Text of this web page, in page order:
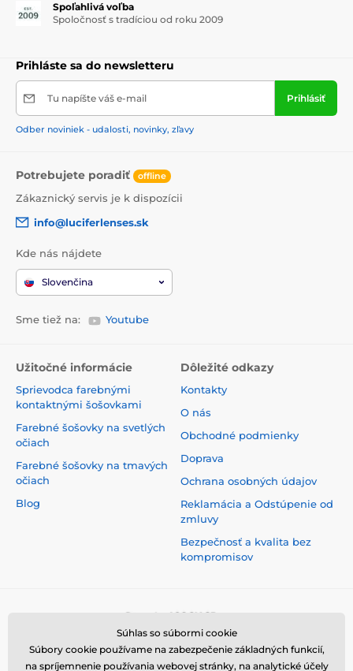
Spoľahlivá voľba
Spoločnosť s tradíciou od roku 2009
Prihláste sa do newsletteru
Tu napíšte váš e-mail Prihlásiť
Odber noviniek - udalosti, novinky, zľavy
Potrebujete poradiť offline
Zákaznický servis je k dispozícii
info@luciferlenses.sk
Kde nás nájdete
Slovenčina
Sme tiež na: Youtube
Užitočné informácie
Sprievodca farebnými
kontaktnými šošovkami
Farebné šošovky na svetlých
očiach
Farebné šošovky na tmavých
očiach
Blog
Dôležité odkazy
Kontakty
O nás
Obchodné podmienky
Doprava
Ochrana osobných údajov
Reklamácia a Odstúpenie od
zmluvy
Bezpečnosť a kvalita bez
kompromisov
Súhlas so súbormi cookie
Súbory cookie používame na zabezpečenie základných funkcií,
na spríjemnenie používania webovej stránky, na analytické účely